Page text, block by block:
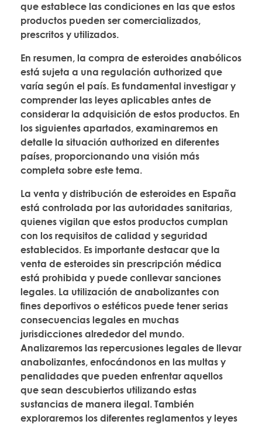
que establece las condiciones en las que estos
productos pueden ser comercializados,
prescritos y utilizados.
En resumen, la compra de esteroides anabólicos
está sujeta a una regulación authorized que
varía según el país. Es fundamental investigar y
comprender las leyes aplicables antes de
considerar la adquisición de estos productos. En
los siguientes apartados, examinaremos en
detalle la situación authorized en diferentes
países, proporcionando una visión más
completa sobre este tema.
La venta y distribución de esteroides en España
está controlada por las autoridades sanitarias,
quienes vigilan que estos productos cumplan
con los requisitos de calidad y seguridad
establecidos. Es importante destacar que la
venta de esteroides sin prescripción médica
está prohibida y puede conllevar sanciones
legales. La utilización de anabolizantes con
fines deportivos o estéticos puede tener serias
consecuencias legales en muchas
jurisdicciones alrededor del mundo.
Analizaremos las repercusiones legales de llevar
anabolizantes, enfocándonos en las multas y
penalidades que pueden enfrentar aquellos
que sean descubiertos utilizando estas
sustancias de manera ilegal. También
exploraremos los diferentes reglamentos y leyes